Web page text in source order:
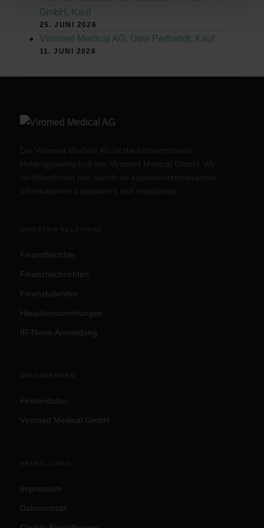
GmbH, Kauf
25. JUNI 2026
Viromed Medical AG: Uwe Perbandt, Kauf
11. JUNI 2026
Die Viromed Medical AG ist die börsennotierte
Holdinggesellschaft der Viromed Medical GmbH. Wir
veröffentlichen hier sämtliche kapitalmarktrelevanten
Informationen transparent und vollständig.
Finanzberichte
Finanznachrichten
Finanzkalender
Hauptversammlungen
IR-News-Anmeldung
Firmendaten
Viromed Medical GmbH
Impressum
Datenschutz